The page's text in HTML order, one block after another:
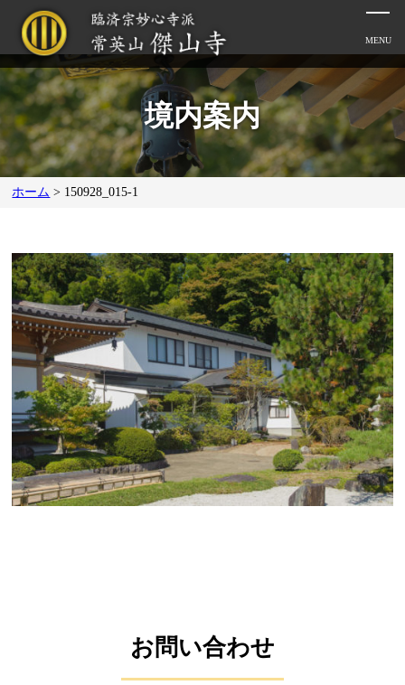
境内案内
ホーム > 150928_015-1
お問い合わせ